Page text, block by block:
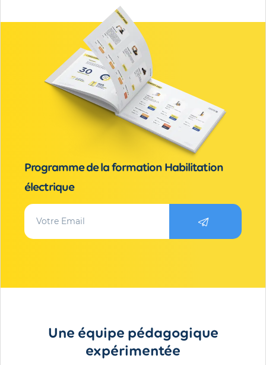
Programme de la formation Habilitation
électrique
Une équipe pédagogique
expérimentée